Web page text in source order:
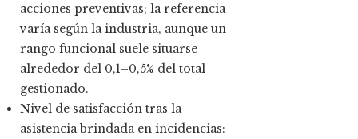
acciones preventivas; la referencia
varía según la industria, aunque un
rango funcional suele situarse
alrededor del 0,1–0,5% del total
gestionado.
Nivel de satisfacción tras la
asistencia brindada en incidencias: